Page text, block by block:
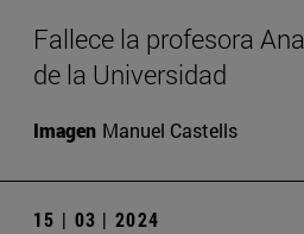
Fallece la profesora
de la Universidad
Imagen Manuel Castells
15 | 03 | 2024